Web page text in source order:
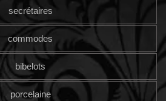
secrétaires
commodes
bibelots
porcelaine